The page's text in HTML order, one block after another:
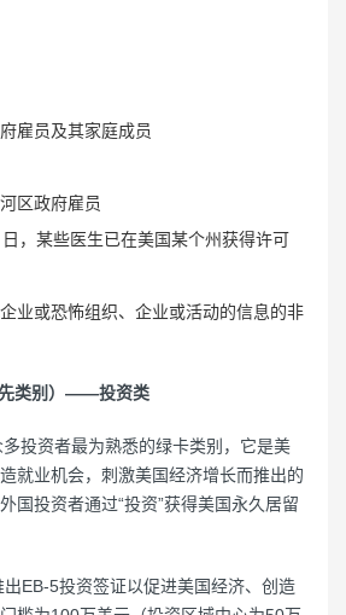
雇员及其家庭成员
区政府雇员
，某些医生已在美国某个州获得许可
业或恐怖组织、企业或活动的信息的非
类别）——投资类
投资者最为熟悉的绿卡类别，它是美
就业机会，刺激美国经济增长而推出的
国投资者通过“投资”获得美国永久居留
EB-5投资签证以促进美国经济、创造